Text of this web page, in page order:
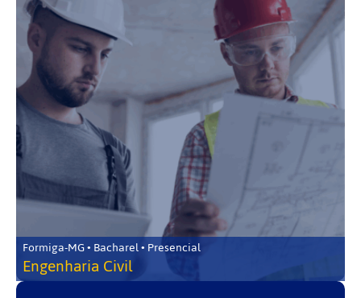
Formiga-MG • Bacharel • Presencial
Engenharia Civil